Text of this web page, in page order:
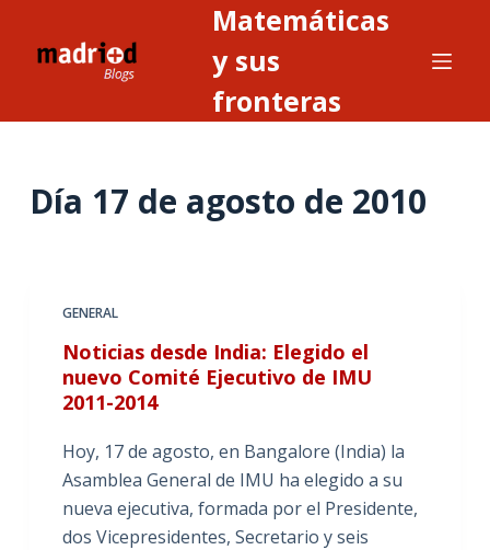
Matemáticas
y sus
fronteras
Día 17 de agosto de 2010
GENERAL
Noticias desde India: Elegido el
nuevo Comité Ejecutivo de IMU
2011-2014
Hoy, 17 de agosto, en Bangalore (India) la
Asamblea General de IMU ha elegido a su
nueva ejecutiva, formada por el Presidente,
dos Vicepresidentes, Secretario y seis